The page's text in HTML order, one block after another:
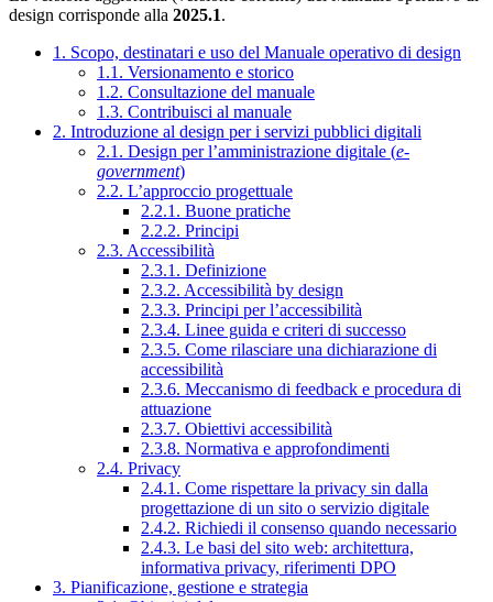
design corrisponde alla 2025.1.
1. Scopo, destinatari e uso del Manuale operativo di design
1.1. Versionamento e storico
1.2. Consultazione del manuale
1.3. Contribuisci al manuale
2. Introduzione al design per i servizi pubblici digitali
2.1. Design per l’amministrazione digitale (e-
government)
2.2. L’approccio progettuale
2.2.1. Buone pratiche
2.2.2. Principi
2.3. Accessibilità
2.3.1. Definizione
2.3.2. Accessibilità by design
2.3.3. Principi per l’accessibilità
2.3.4. Linee guida e criteri di successo
2.3.5. Come rilasciare una dichiarazione di
accessibilità
2.3.6. Meccanismo di feedback e procedura di
attuazione
2.3.7. Obiettivi accessibilità
2.3.8. Normativa e approfondimenti
2.4. Privacy
2.4.1. Come rispettare la privacy sin dalla
progettazione di un sito o servizio digitale
2.4.2. Richiedi il consenso quando necessario
2.4.3. Le basi del sito web: architettura,
informativa privacy, riferimenti DPO
3. Pianificazione, gestione e strategia